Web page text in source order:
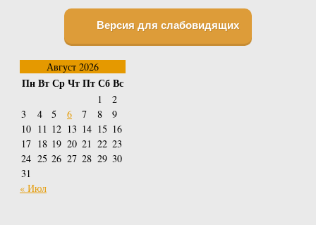
Версия для слабовидящих
Август 2026
ПнВтСрЧтПтСбВс
1
2
3
4 5 6 7 8
9
10 11 12 13 14 15 16
17 18 19 20 21 22 23
24 25 26 27 28 29 30
31
« Июл